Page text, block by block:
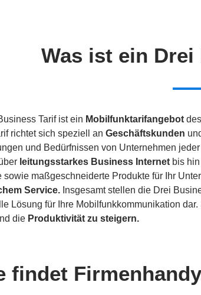
Was ist ein
Tarif ist ein Mobilfunktarifangebot
richtet sich speziell an Geschäftskunden
und Bedürfnissen von Unternehmen
leitungsstarkes Business Internet bis
sowie maßgeschneiderte Produkte für Ihr
Service. Insgesamt stellen die Drei
Lösung für Ihre Mobilfunkkommunikation
die Produktivität zu steigern.
findet